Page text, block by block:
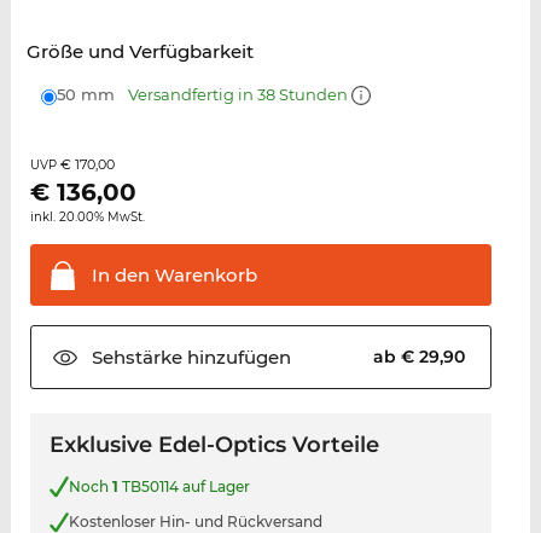
Größe und Verfügbarkeit
50 mm Versandfertig in 38 Stunden
UVP € 170,00
€ 136,00
inkl. 20.00% MwSt.
In den Warenkorb
Sehstärkehinzufügen ab € 29,90
Exklusive Edel-Optics Vorteile
Noch 1 TB50114 auf Lager
Kostenloser Hin- und Rückversand